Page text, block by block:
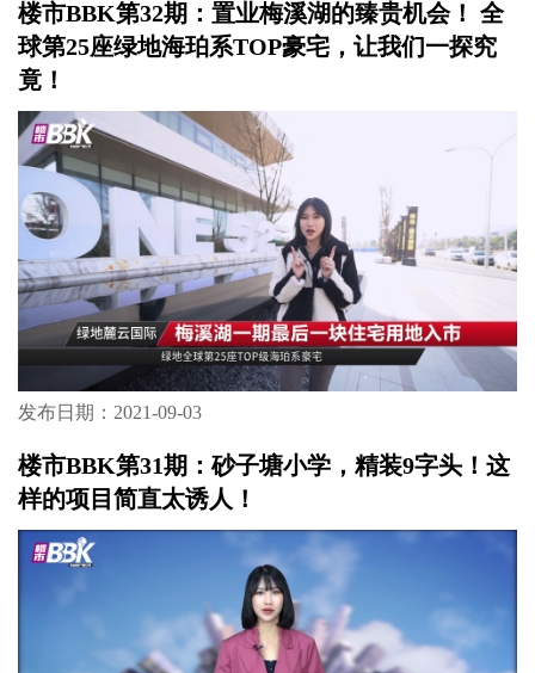
楼市BBK第33期：双城联动，正荣用自己的方
式犒劳湖湘人!
楼市BBK第32期：置业梅溪湖的臻贵机会！ 全
球第25座绿地海珀系TOP豪宅，让我们一探究